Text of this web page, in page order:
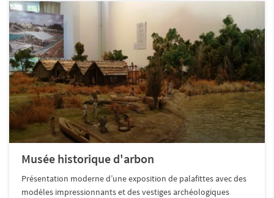
Musée historique d'arbon
Présentation moderne d’une exposition de palafittes avec des
modèles impressionnants et des vestiges archéologiques